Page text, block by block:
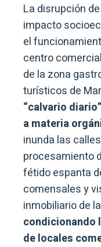
La disrupción
impacto
el
centro
de la zona
turísticos de
“calvario
a materia
inunda las
procesamiento
fétido espanta
comensales y
inmobiliario de
condicionando
de locales